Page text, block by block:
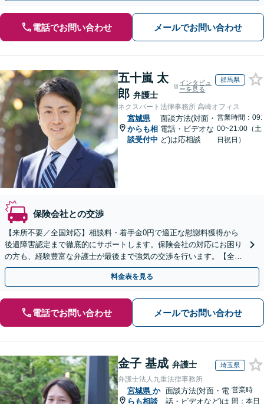
電話でお問い合わせ メールでお問い合わせ
五十嵐 太
郎 弁護士
インタビュ
ーを見る
群馬県
ネクスパート法律事務所 高崎オフィス
宮城県
からも相
談受付中
面談方法(対面・
電話・ビデオな
ど)は応相談
営業時間：09:
00~21:00（土
日祝日）
保険会社との交渉
【来所不要／全国対応】相談料・着手金0円で適正な慰謝料獲得から
後遺障害認定まで徹底的にサポートします。保険会社の対応にお困り
の方も、経験豊富な弁護士が最後まで強気の交渉を行います。【全国
13拠点】お気軽にご相談ください。
料金表を見る
電話でお問い合わせ メールでお問い合わせ
金子 基成 弁護士 埼玉県
弁護士法人九重法律事務所
宮城県 か
らも相談
面談方法(対面・電
話・ビデオなど)は
営業時
間：本日